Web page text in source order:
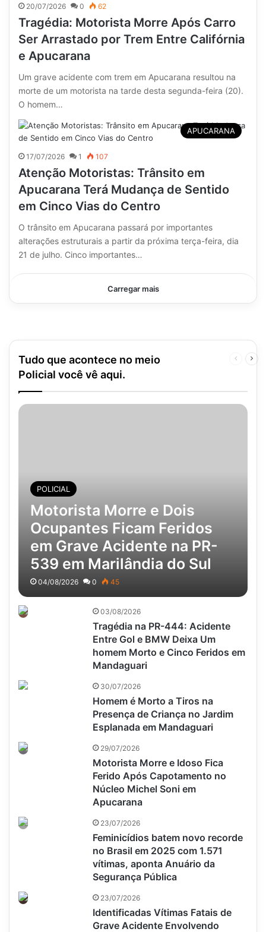
20/07/2026 0 62
Tragédia: Motorista Morre Após Carro
Ser Arrastado por Trem Entre Califórnia
e Apucarana
Um grave acidente com trem em Apucarana resultou na
morte de um motorista na tarde desta segunda-feira (20).
O homem…
APUCARANA
17/07/2026 1 107
Atenção Motoristas: Trânsito em
Apucarana Terá Mudança de Sentido
em Cinco Vias do Centro
O trânsito em Apucarana passará por importantes
alterações estruturais a partir da próxima terça-feira, dia
21 de julho. Cinco importantes…
Carregar mais
Tudo que acontece no meio
Policial você vê aqui.
Página
POLICIAL
Motorista Morre e Dois
Ocupantes Ficam Feridos
em Grave Acidente na PR-
539 em Marilândia do Sul
04/08/2026 0 45
03/08/2026
Tragédia na PR-444: Acidente
Entre Gol e BMW Deixa Um
homem Morto e Cinco Feridos em
Mandaguari
30/07/2026
Homem é Morto a Tiros na
Presença de Criança no Jardim
Esplanada em Mandaguari
29/07/2026
Motorista Morre e Idoso Fica
Ferido Após Capotamento no
Núcleo Michel Soni em
Apucarana
23/07/2026
Feminicídios batem novo recorde
no Brasil em 2025 com 1.571
vítimas, aponta Anuário da
Segurança Pública
23/07/2026
Identificadas Vítimas Fatais de
Grave Acidente Envolvendo